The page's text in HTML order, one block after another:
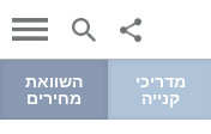
מדריכי
קנייה
השוואת
מחירים